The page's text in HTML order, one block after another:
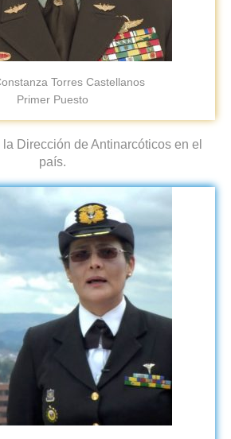
Torres Castellanos
Primer Puesto
Dirección de Antinarcóticos en el
país.